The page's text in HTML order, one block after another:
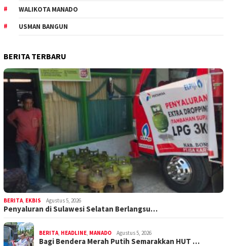
WALIKOTA MANADO
USMAN BANGUN
BERITA TERBARU
BERITA EKBIS Agustus 5, 2026
Penyaluran di Sulawesi Selatan Berlangsu…
BERITA HEADLINE MANADO Agustus 5, 2026
Bagi Bendera Merah Putih Semarakkan HUT …